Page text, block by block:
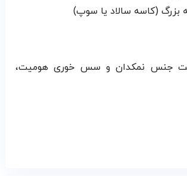
جنس نمکدان و سس خوری هومیت،